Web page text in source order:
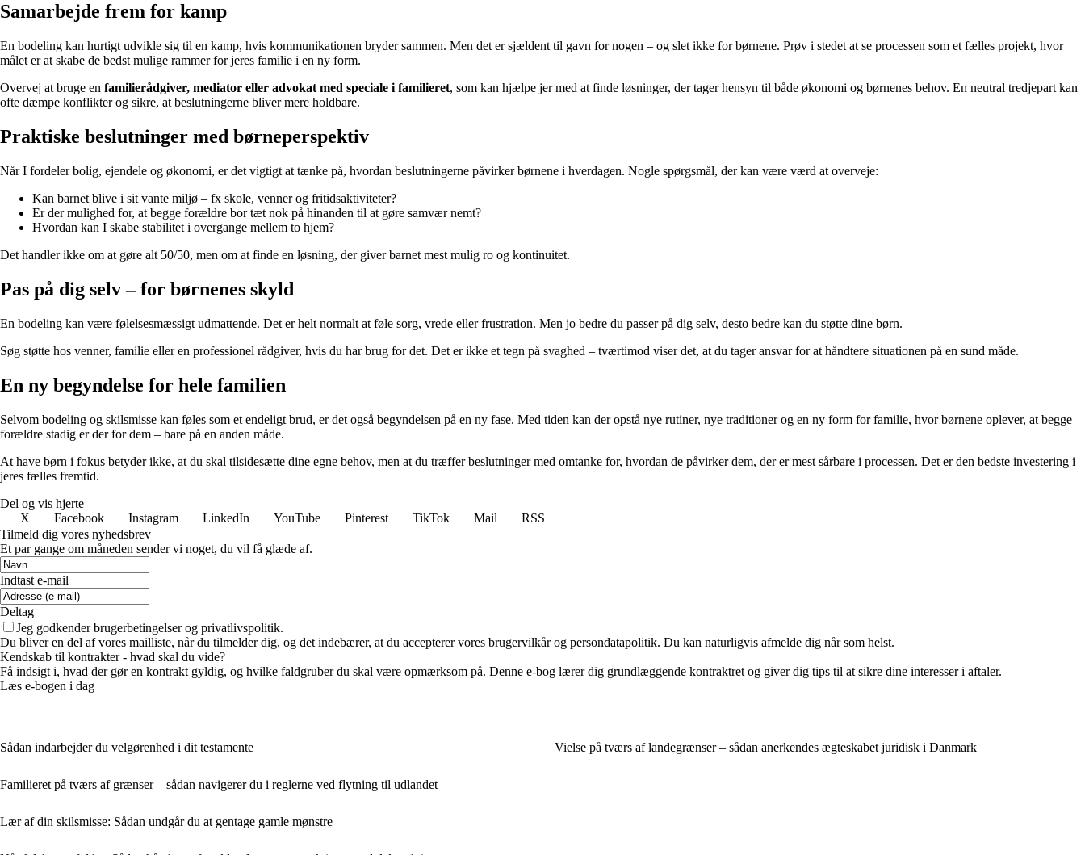
Samarbejde frem for kamp
En bodeling kan hurtigt udvikle sig til en kamp, hvis kommunikationen bryder sammen. Men det er sjældent til gavn for nogen – og slet ikke for børnene. Prøv i stedet at se processen som et fælles projekt, hvor
målet er at skabe de bedst mulige rammer for jeres familie i en ny form.
Overvej at bruge en familierådgiver, mediator eller advokat med speciale i familieret, som kan hjælpe jer med at finde løsninger, der tager hensyn til både økonomi og børnenes behov. En neutral tredjepart kan
ofte dæmpe konflikter og sikre, at beslutningerne bliver mere holdbare.
Praktiske beslutninger med børneperspektiv
Når I fordeler bolig, ejendele og økonomi, er det vigtigt at tænke på, hvordan beslutningerne påvirker børnene i hverdagen. Nogle spørgsmål, der kan være værd at overveje:
Kan barnet blive i sit vante miljø – fx skole, venner og fritidsaktiviteter?
Er der mulighed for, at begge forældre bor tæt nok på hinanden til at gøre samvær nemt?
Hvordan kan I skabe stabilitet i overgange mellem to hjem?
Det handler ikke om at gøre alt 50/50, men om at finde en løsning, der giver barnet mest mulig ro og kontinuitet.
Pas på dig selv – for børnenes skyld
En bodeling kan være følelsesmæssigt udmattende. Det er helt normalt at føle sorg, vrede eller frustration. Men jo bedre du passer på dig selv, desto bedre kan du støtte dine børn.
Søg støtte hos venner, familie eller en professionel rådgiver, hvis du har brug for det. Det er ikke et tegn på svaghed – tværtimod viser det, at du tager ansvar for at håndtere situationen på en sund måde.
En ny begyndelse for hele familien
Selvom bodeling og skilsmisse kan føles som et endeligt brud, er det også begyndelsen på en ny fase. Med tiden kan der opstå nye rutiner, nye traditioner og en ny form for familie, hvor børnene oplever, at begge
forældre stadig er der for dem – bare på en anden måde.
At have børn i fokus betyder ikke, at du skal tilsidesætte dine egne behov, men at du træffer beslutninger med omtanke for, hvordan de påvirker dem, der er mest sårbare i processen. Det er den bedste investering i
jeres fælles fremtid.
Del og vis hjerte
X
Facebook Instagram LinkedIn YouTube Pinterest TikTok Mail
RSS
Tilmeld dig vores nyhedsbrev
Et par gange om måneden sender vi noget, du vil få glæde af.
Indtast e-mail
Deltag
Jeg godkender brugerbetingelser og privatlivspolitik.
Du bliver en del af vores mailliste, når du tilmelder dig, og det indebærer, at du accepterer vores brugervilkår og persondatapolitik. Du kan naturligvis afmelde dig når som helst.
Kendskab til kontrakter - hvad skal du vide?
Få indsigt i, hvad der gør en kontrakt gyldig, og hvilke faldgruber du skal være opmærksom på. Denne e-bog lærer dig grundlæggende kontraktret og giver dig tips til at sikre dine interesser i aftaler.
Læs e-bogen i dag
Sådan indarbejder du velgørenhed i dit testamente
Familieret på tværs af grænser – sådan navigerer du i reglerne ved flytning til udlandet
Lær af din skilsmisse: Sådan undgår du at gentage gamle mønstre
Vielse på tværs af landegrænser – sådan anerkendes ægteskabet juridisk i Danmark